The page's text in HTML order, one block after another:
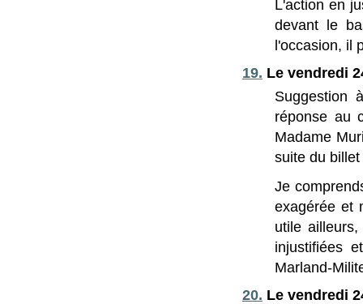
L'action en
devant le
l'occasion, il
19. Le vendredi
Suggestion
réponse au
Madame
suite du
Je
exagérée et
utile
injustifiées
Marland-
20. Le vendredi